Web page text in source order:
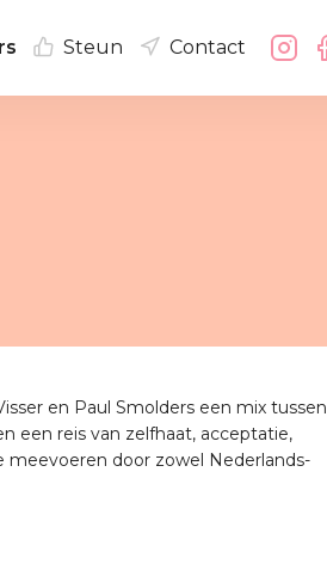
en Paul Smolders een mix tussen
een reis van zelfhaat, acceptatie,
meevoeren door zowel Nederlands-
Steun Contact